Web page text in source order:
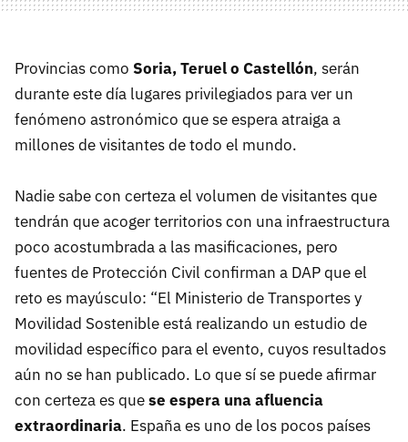
Provincias como Soria, Teruel o Castellón, serán
durante este día lugares privilegiados para ver un
fenómeno astronómico que se espera atraiga a
millones de visitantes de todo el mundo.
Nadie sabe con certeza el volumen de visitantes que
tendrán que acoger territorios con una infraestructura
poco acostumbrada a las masificaciones, pero
fuentes de Protección Civil confirman a DAP que el
reto es mayúsculo: “El Ministerio de Transportes y
Movilidad Sostenible está realizando un estudio de
movilidad específico para el evento, cuyos resultados
aún no se han publicado. Lo que sí se puede afirmar
con certeza es quese espera una afluencia
extraordinaria. España es uno de los pocos países